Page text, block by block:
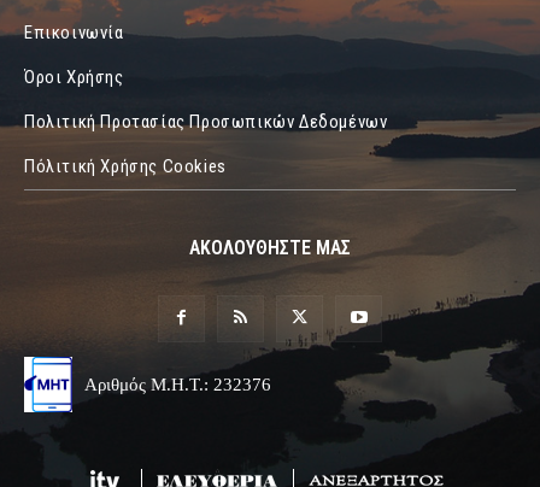
Επικοινωνία
Όροι Χρήσης
Πολιτική Προτασίας Προσωπικών Δεδομένων
Πόλιτική Χρήσης Cookies
ΑΚΟΛΟΥΘΗΣΤΕ ΜΑΣ
Αριθμός Μ.Η.Τ.: 232376